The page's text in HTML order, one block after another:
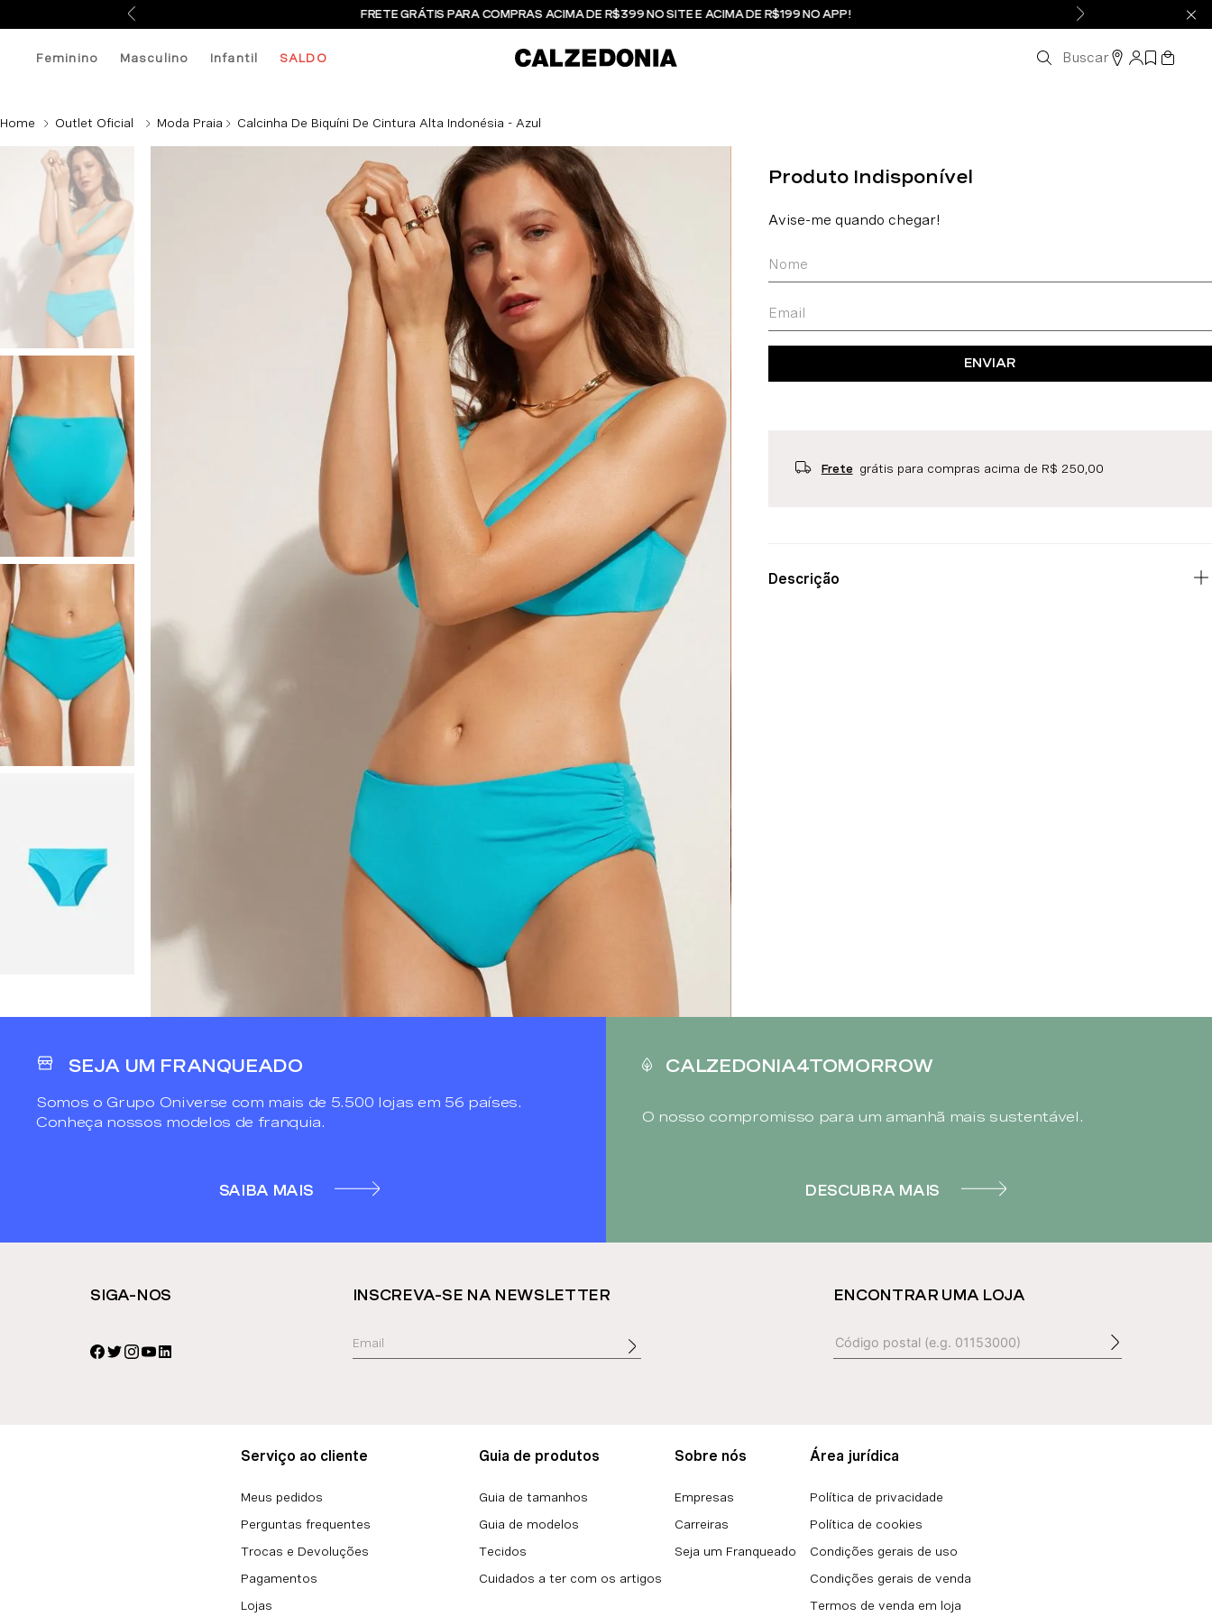
FRETE GRÁTIS PARA COMPRAS ACIMA DE R$399 NO SITE E ACIMA DE R$199 NO APP!
Feminino Masculino Infantil SALDO Buscar
Outlet Oficial Moda Praia Calcinha De Biquíni De Cintura Alta Indonésia - Azul
ENVIAR
Frete grátis para compras acima de R$ 250,00
Descrição
SEJA UM FRANQUEADO
Somos o Grupo Oniverse com mais de 5.500 lojas em 56 países.
Conheça nossos modelos de franquia.
SAIBA MAIS
CALZEDONIA4TOMORROW
O nosso compromisso para um amanhã mais sustentável.
DESCUBRA MAIS
SIGA-NOS INSCREVA-SE NA NEWSLETTER ENCONTRAR UMA LOJA
Serviço ao cliente
Meus pedidos
Perguntas frequentes
Trocas e Devoluções
Pagamentos
Lojas
Guia de produtos
Guia de tamanhos
Guia de modelos
Tecidos
Cuidados a ter com os artigos
Sobre nós
Empresas
Carreiras
Seja um Franqueado
Área jurídica
Política de privacidade
Política de cookies
Condições gerais de uso
Condições gerais de venda
Termos de venda em loja